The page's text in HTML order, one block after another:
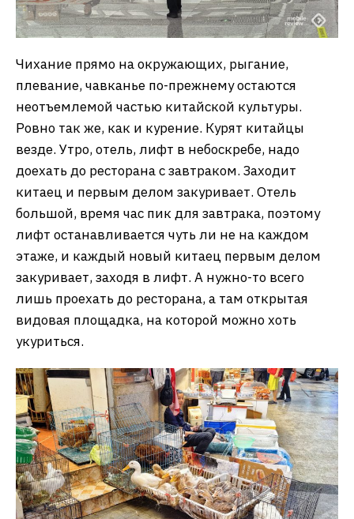
Чихание прямо на окружающих, рыгание,
плевание, чавканье по-прежнему остаются
неотъемлемой частью китайской культуры.
Ровно так же, как и курение. Курят китайцы
везде. Утро, отель, лифт в небоскребе, надо
доехать до ресторана с завтраком. Заходит
китаец и первым делом закуривает. Отель
большой, время час пик для завтрака, поэтому
лифт останавливается чуть ли не на каждом
этаже, и каждый новый китаец первым делом
закуривает, заходя в лифт. А нужно-то всего
лишь проехать до ресторана, а там открытая
видовая площадка, на которой можно хоть
укуриться.